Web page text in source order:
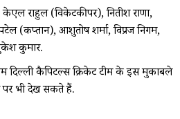
राहुल (विकेटकीपर), नितीश राणा,
पटेल (कप्तान), आशुतोष शर्मा, विप्रज निगम,
कुमार.
दिल्ली कैपिटल्स क्रिकेट टीम के इस मुकाबले
पर भी देख सकते हैं.